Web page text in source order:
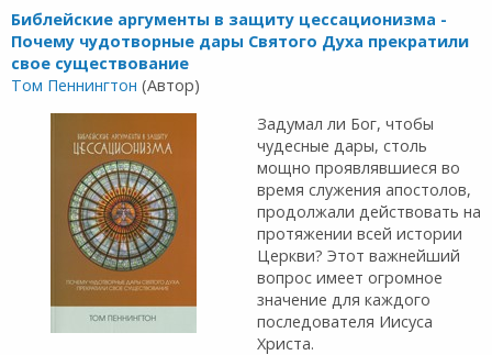
Библейские аргументы в защиту цессационизма -
Почему чудотворные дары Святого Духа прекратили
свое существование
Том Пеннингтон (Автор)
Задумал ли Бог, чтобы
чудесные дары, столь
мощно проявляв­шиеся во
время служения апостолов,
продолжали действо­вать на
протяжении всей истории
Церкви? Этот важнейший
вопрос имеет огромное
значение для каждого
последова­теля Иисуса
Христа.